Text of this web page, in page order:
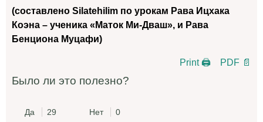
(составлено Silatehilim по урокам Рава Ицхака
Коэна – ученика «Маток Ми-Дваш», и Рава
Бенциона Муцафи)
Print 🖨 PDF 📄
Было ли это полезно?
Да 29 Нет 0